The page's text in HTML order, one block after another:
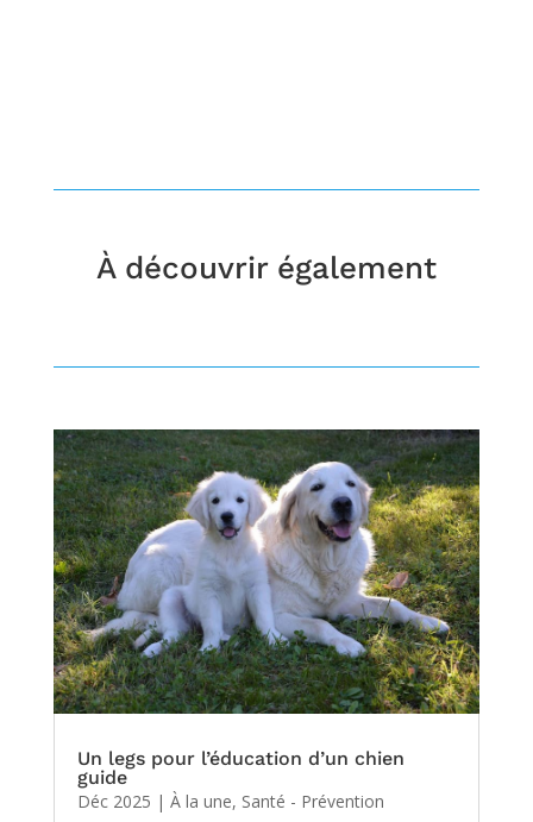
À découvrir également
Un legs pour l’éducation d’un chien
guide
Déc 2025 | À la une, Santé - Prévention